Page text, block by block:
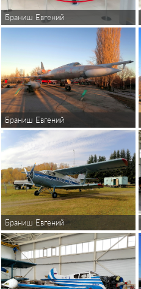
Браниш Евгений
Браниш Евгений
Браниш Евгений